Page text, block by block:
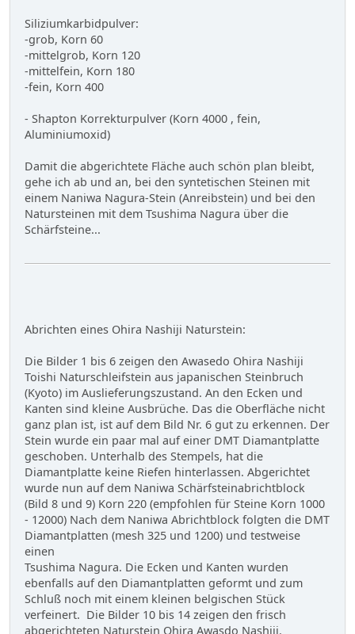
Siliziumkarbidpulver:
-grob, Korn 60
-mittelgrob, Korn 120
-mittelfein, Korn 180
-fein, Korn 400
- Shapton Korrekturpulver (Korn 4000 , fein,
Aluminiumoxid)
Damit die abgerichtete Fläche auch schön plan bleibt,
gehe ich ab und an, bei den syntetischen Steinen mit
einem Naniwa Nagura-Stein (Anreibstein) und bei den
Natursteinen mit dem Tsushima Nagura über die
Schärfsteine...
Abrichten eines Ohira Nashiji Naturstein:
Die Bilder 1 bis 6 zeigen den Awasedo Ohira Nashiji
Toishi Naturschleifstein aus japanischen Steinbruch
(Kyoto) im Auslieferungszustand. An den Ecken und
Kanten sind kleine Ausbrüche. Das die Oberfläche nicht
ganz plan ist, ist auf dem Bild Nr. 6 gut zu erkennen. Der
Stein wurde ein paar mal auf einer DMT Diamantplatte
geschoben. Unterhalb des Stempels, hat die
Diamantplatte keine Riefen hinterlassen. Abgerichtet
wurde nun auf dem Naniwa Schärfsteinabrichtblock
(Bild 8 und 9) Korn 220 (empfohlen für Steine Korn 1000
- 12000) Nach dem Naniwa Abrichtblock folgten die DMT
Diamantplatten (mesh 325 und 1200) und testweise
einen
Tsushima Nagura. Die Ecken und Kanten wurden
ebenfalls auf den Diamantplatten geformt und zum
Schluß noch mit einem kleinen belgischen Stück
verfeinert. Die Bilder 10 bis 14 zeigen den frisch
abgerichteten Naturstein Ohira Awasdo Nashiji.